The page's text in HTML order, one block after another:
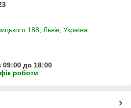
188, Львів, Україна
09:00 до 18:00
роботи